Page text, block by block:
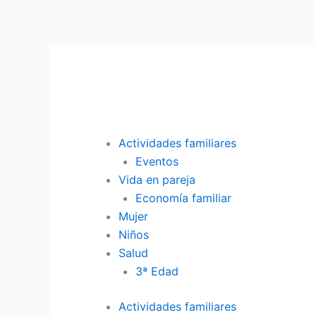
Actividades familiares
Eventos
Vida en pareja
Economía familiar
Mujer
Niños
Salud
3ª Edad
Actividades familiares